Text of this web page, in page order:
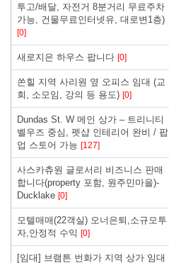
투고/배달, 자전거 8분거리 무료주차
가능, 건물무료인터넷유, 대로변1층)
[0]
새로지은 하우스 팝니다 [0]
쏜힐 지역 사리원 옆 오피스 임대 (교
회, 소모임, 강의 등 용도) [0]
Dundas St. W 메인 상가 – 트리니티
벨우즈 중심, 펫샵 인테리어 완비 / 팝
업 스토어 가능 [127]
사스카츄원 글로서리 비즈니스 판매
합니다(property 포함, 원주민마을)-
Ducklake [0]
모텔매매(22객실) 오너은퇴,소규모투
자,안정적 수익 [0]
[임대] 브램튼 번화가 지역 상가 임대